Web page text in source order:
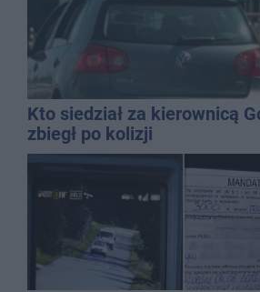
Kto siedział za kierownicą
zbiegł po kolizji